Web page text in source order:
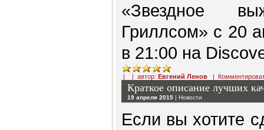
«Звездное
Гриллсом» с 20
в 21:00 на
| | автор: Евгений Ленов |
Краткое описание лучших
19 апреля 2015 | Новости
Если вы хотите